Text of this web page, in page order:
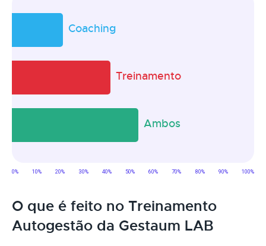
O que é feito no Treinamento
Autogestão da Gestaum LAB